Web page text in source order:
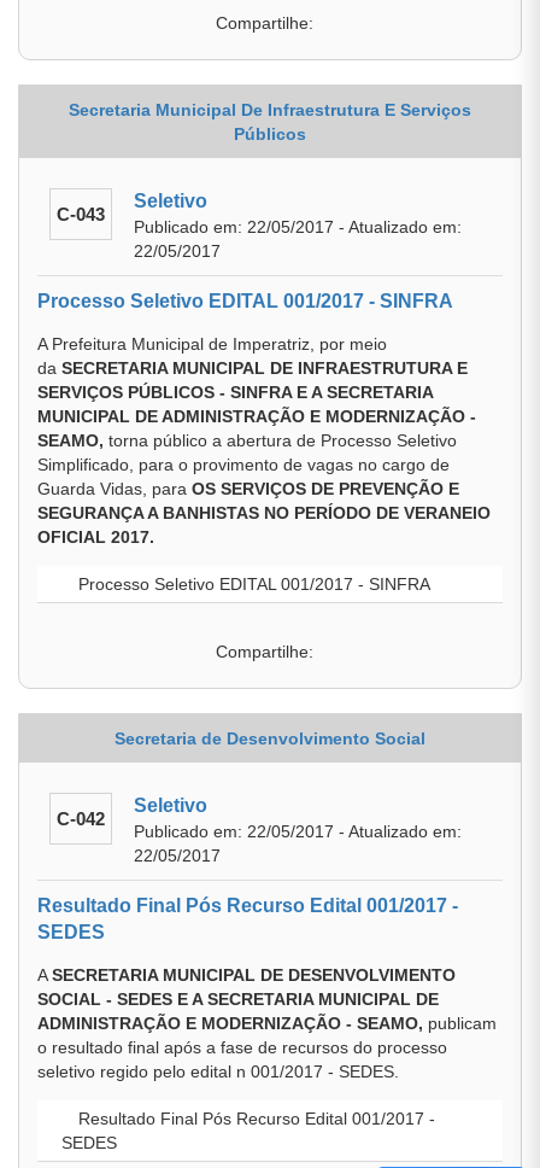
Compartilhe:
Secretaria Municipal De Infraestrutura E Serviços
Públicos
C-043
Seletivo
Publicado em: 22/05/2017 - Atualizado em:
22/05/2017
Processo Seletivo EDITAL 001/2017 - SINFRA
A Prefeitura Municipal de Imperatriz, por meio
da SECRETARIA MUNICIPAL DE INFRAESTRUTURA E
SERVIÇOS PÚBLICOS - SINFRA E A SECRETARIA
MUNICIPAL DE ADMINISTRAÇÃO E MODERNIZAÇÃO -
SEAMO, torna público a abertura de Processo Seletivo
Simplificado, para o provimento de vagas no cargo de
Guarda Vidas, para OS SERVIÇOS DE PREVENÇÃO E
SEGURANÇA A BANHISTAS NO PERÍODO DE VERANEIO
OFICIAL 2017.
Processo Seletivo EDITAL 001/2017 - SINFRA
Compartilhe:
Secretaria de Desenvolvimento Social
C-042
Seletivo
Publicado em: 22/05/2017 - Atualizado em:
22/05/2017
Resultado Final Pós Recurso Edital 001/2017 -
SEDES
ASECRETARIA MUNICIPAL DE DESENVOLVIMENTO
SOCIAL - SEDES E A SECRETARIA MUNICIPAL DE
ADMINISTRAÇÃO E MODERNIZAÇÃO - SEAMO, publicam
o resultado final após a fase de recursos do processo
seletivo regido pelo edital n 001/2017 - SEDES.
Resultado Final Pós Recurso Edital 001/2017 -
SEDES